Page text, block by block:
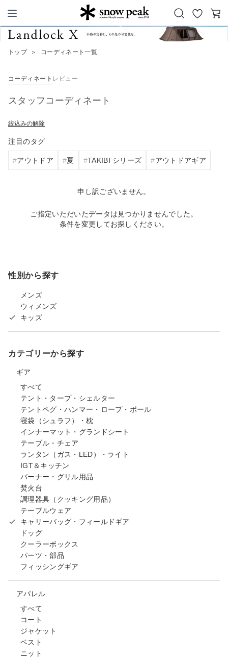
Snow Peak
お
気
カ
トップ ＞ コーディネート一覧
コーディネート レビュー
スタッフコーディネート
絞込みの解除
注目のタグ
アウトドア 夏 TAKIBI シリーズ アウトドアギア
申し訳ございません。
ご指定いただいたデータは見つかりませんでした。
条件を変更してお探しください。
性別から探す
メンズ
ウィメンズ
キッズ
カテゴリーから探す
ギア
すべて
テント・タープ・シェルター
テントペグ・ハンマー・ロープ・ポール
寝袋（シュラフ）・枕
インナーマット・グランドシート
テーブル・チェア
ランタン（ガス・LED）・ライト
IGT＆キッチン
バーナー・グリル用品
焚火台
調理器具（クッキング用品）
テーブルウェア
キャリーバッグ・フィールドギア
ドッグ
クーラーボックス
パーツ・部品
フィッシングギア
アパレル
すべて
コート
ジャケット
ベスト
ニット